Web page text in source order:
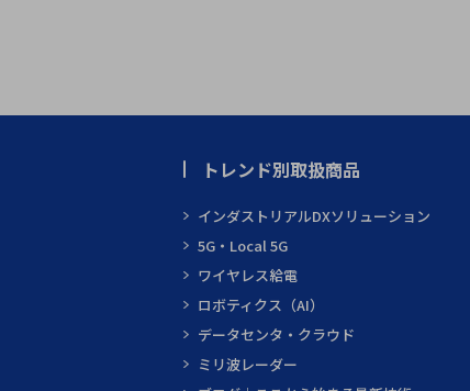
トレンド別取扱商品
インダストリアルDXソリューション
5G・Local 5G
ワイヤレス給電
ロボティクス（AI）
データセンタ・クラウド
ミリ波レーダー